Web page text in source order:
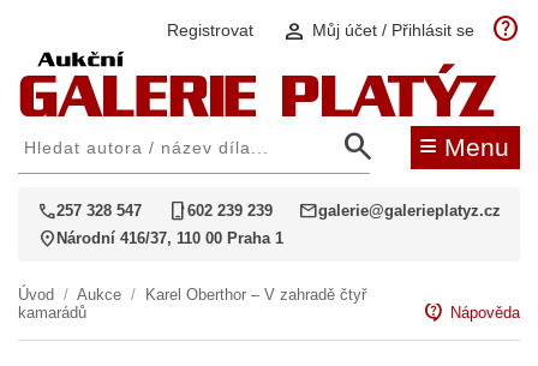
Registrovat person Můj účet / Přihlásit se help
search ≡ Menu
call257 328 547 phone_iphone602 239 239 mailgalerie@galerieplatyz.cz
location_on Národní 416/37, 110 00 Praha 1
Úvod / Aukce /
Karel Oberthor – V zahradě čtyř
kamarádů
contact_support Nápověda